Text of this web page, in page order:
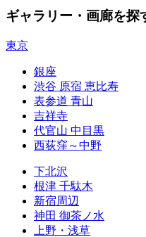
ギャラリー・画廊を探
東京
銀座
渋谷 原宿 恵比寿
表参道 青山
吉祥寺
代官山 中目黒
西荻窪～中野
下北沢
根津 千駄木
新宿周辺
神田 御茶ノ水
上野・浅草